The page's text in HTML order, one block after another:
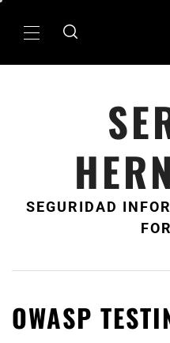
MenÃº
SEGURIDAD
OWASP